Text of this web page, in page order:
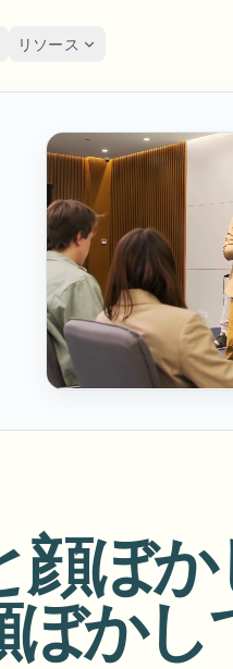
リソース
顔をオンラインで
in photos
grade redaction
アノニマイザー
masking
BETA
匿名化
、保持、SLA
バープレートぼかし
、ドライブレコーダー、駐車場を大
プットパイプライン
、ポリシー、レビュー
ス
Ceptory
一括
専用
and image editing tools
workflow or use case
full product lineup
スクリーン録画の
Tutorials & demo
GDPRコンプライ
Privacy-compliant
ストリートイン
Bystander & face
ゲーム＆配信ぼか
ぼ
かし